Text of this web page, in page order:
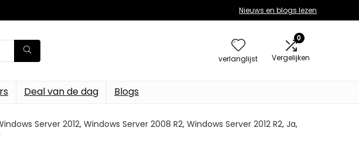
Nieuws en blogs lezen
verlanglijst
0
Vergelijken
Deal van de dag Blogs
Server 2012, Windows Server 2008 R2, Windows Server 2012 R2, Ja,